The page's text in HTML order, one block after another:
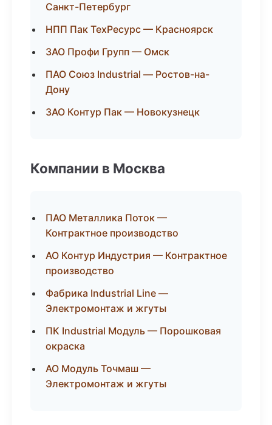
Санкт-Петербург
НПП Пак ТехРесурс — Красноярск
ЗАО Профи Групп — Омск
ПАО Союз Industrial — Ростов-на-
Дону
ЗАО Контур Пак — Новокузнецк
Компании в Москва
ПАО Металлика Поток —
Контрактное производство
АО Контур Индустрия — Контрактное
производство
Фабрика Industrial Line —
Электромонтаж и жгуты
ПК Industrial Модуль — Порошковая
окраска
АО Модуль Точмаш —
Электромонтаж и жгуты